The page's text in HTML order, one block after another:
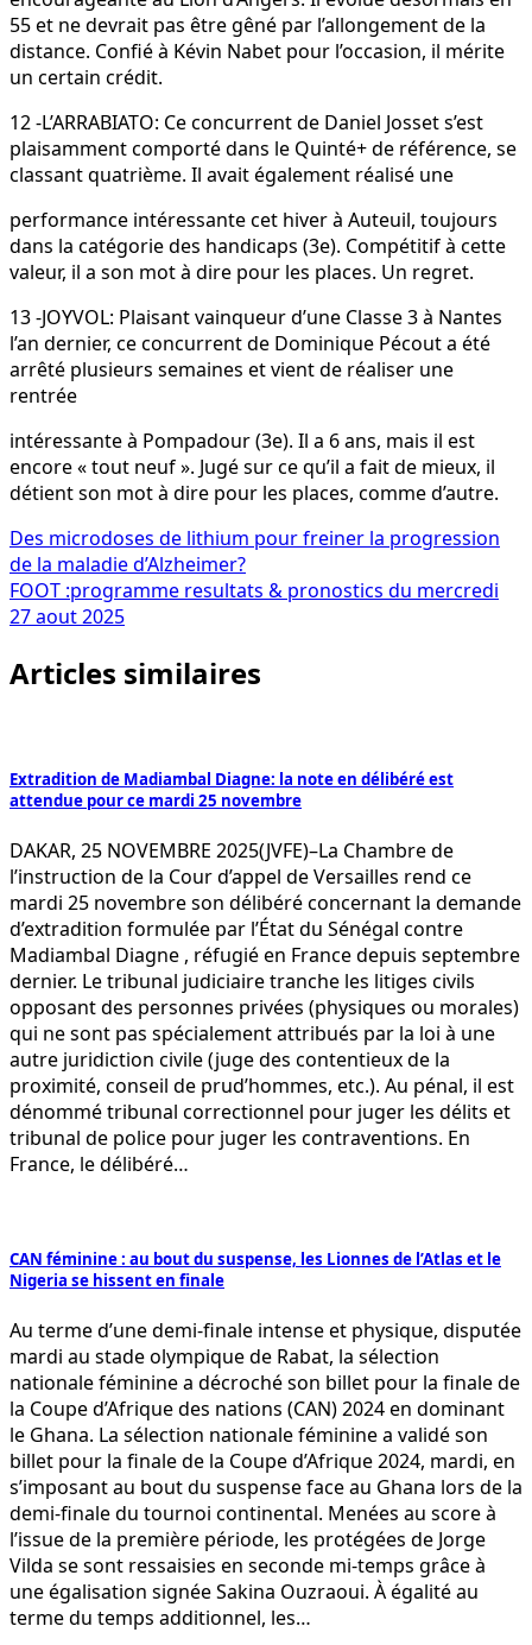
55 et ne devrait pas être gêné par l’allongement de la
distance. Confié à Kévin Nabet pour l’occasion, il mérite
un certain crédit.
12 -L’ARRABIATO: Ce concurrent de Daniel Josset s’est
plaisamment comporté dans le Quinté+ de référence, se
classant quatrième. Il avait également réalisé une
performance intéressante cet hiver à Auteuil, toujours
dans la catégorie des handicaps (3e). Compétitif à cette
valeur, il a son mot à dire pour les places. Un regret.
13 -JOYVOL: Plaisant vainqueur d’une Classe 3 à Nantes
l’an dernier, ce concurrent de Dominique Pécout a été
arrêté plusieurs semaines et vient de réaliser une
rentrée
intéressante à Pompadour (3e). Il a 6 ans, mais il est
encore « tout neuf ». Jugé sur ce qu’il a fait de mieux, il
détient son mot à dire pour les places, comme d’autre.
Navigation
de
l’article
Des microdoses de lithium pour freiner la progression
de la maladie d’Alzheimer?
FOOT :programme resultats & pronostics du mercredi
27 aout 2025
Articles similaires
Extradition de Madiambal Diagne: la note en délibéré est
attendue pour ce mardi 25 novembre
DAKAR, 25 NOVEMBRE 2025(JVFE)–La Chambre de
l’instruction de la Cour d’appel de Versailles rend ce
mardi 25 novembre son délibéré concernant la demande
d’extradition formulée par l’État du Sénégal contre
Madiambal Diagne , réfugié en France depuis septembre
dernier. Le tribunal judiciaire tranche les litiges civils
opposant des personnes privées (physiques ou morales)
qui ne sont pas spécialement attribués par la loi à une
autre juridiction civile (juge des contentieux de la
proximité, conseil de prud’hommes, etc.). Au pénal, il est
dénommé tribunal correctionnel pour juger les délits et
tribunal de police pour juger les contraventions. En
France, le délibéré…
CAN féminine : au bout du suspense, les Lionnes de l’Atlas et le
Nigeria se hissent en finale
Au terme d’une demi-finale intense et physique, disputée
mardi au stade olympique de Rabat, la sélection
nationale féminine a décroché son billet pour la finale de
la Coupe d’Afrique des nations (CAN) 2024 en dominant
le Ghana. La sélection nationale féminine a validé son
billet pour la finale de la Coupe d’Afrique 2024, mardi, en
s’imposant au bout du suspense face au Ghana lors de la
demi-finale du tournoi continental. Menées au score à
l’issue de la première période, les protégées de Jorge
Vilda se sont ressaisies en seconde mi-temps grâce à
une égalisation signée Sakina Ouzraoui. À égalité au
terme du temps additionnel, les…